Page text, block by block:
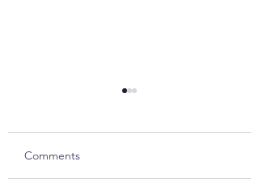
Comments